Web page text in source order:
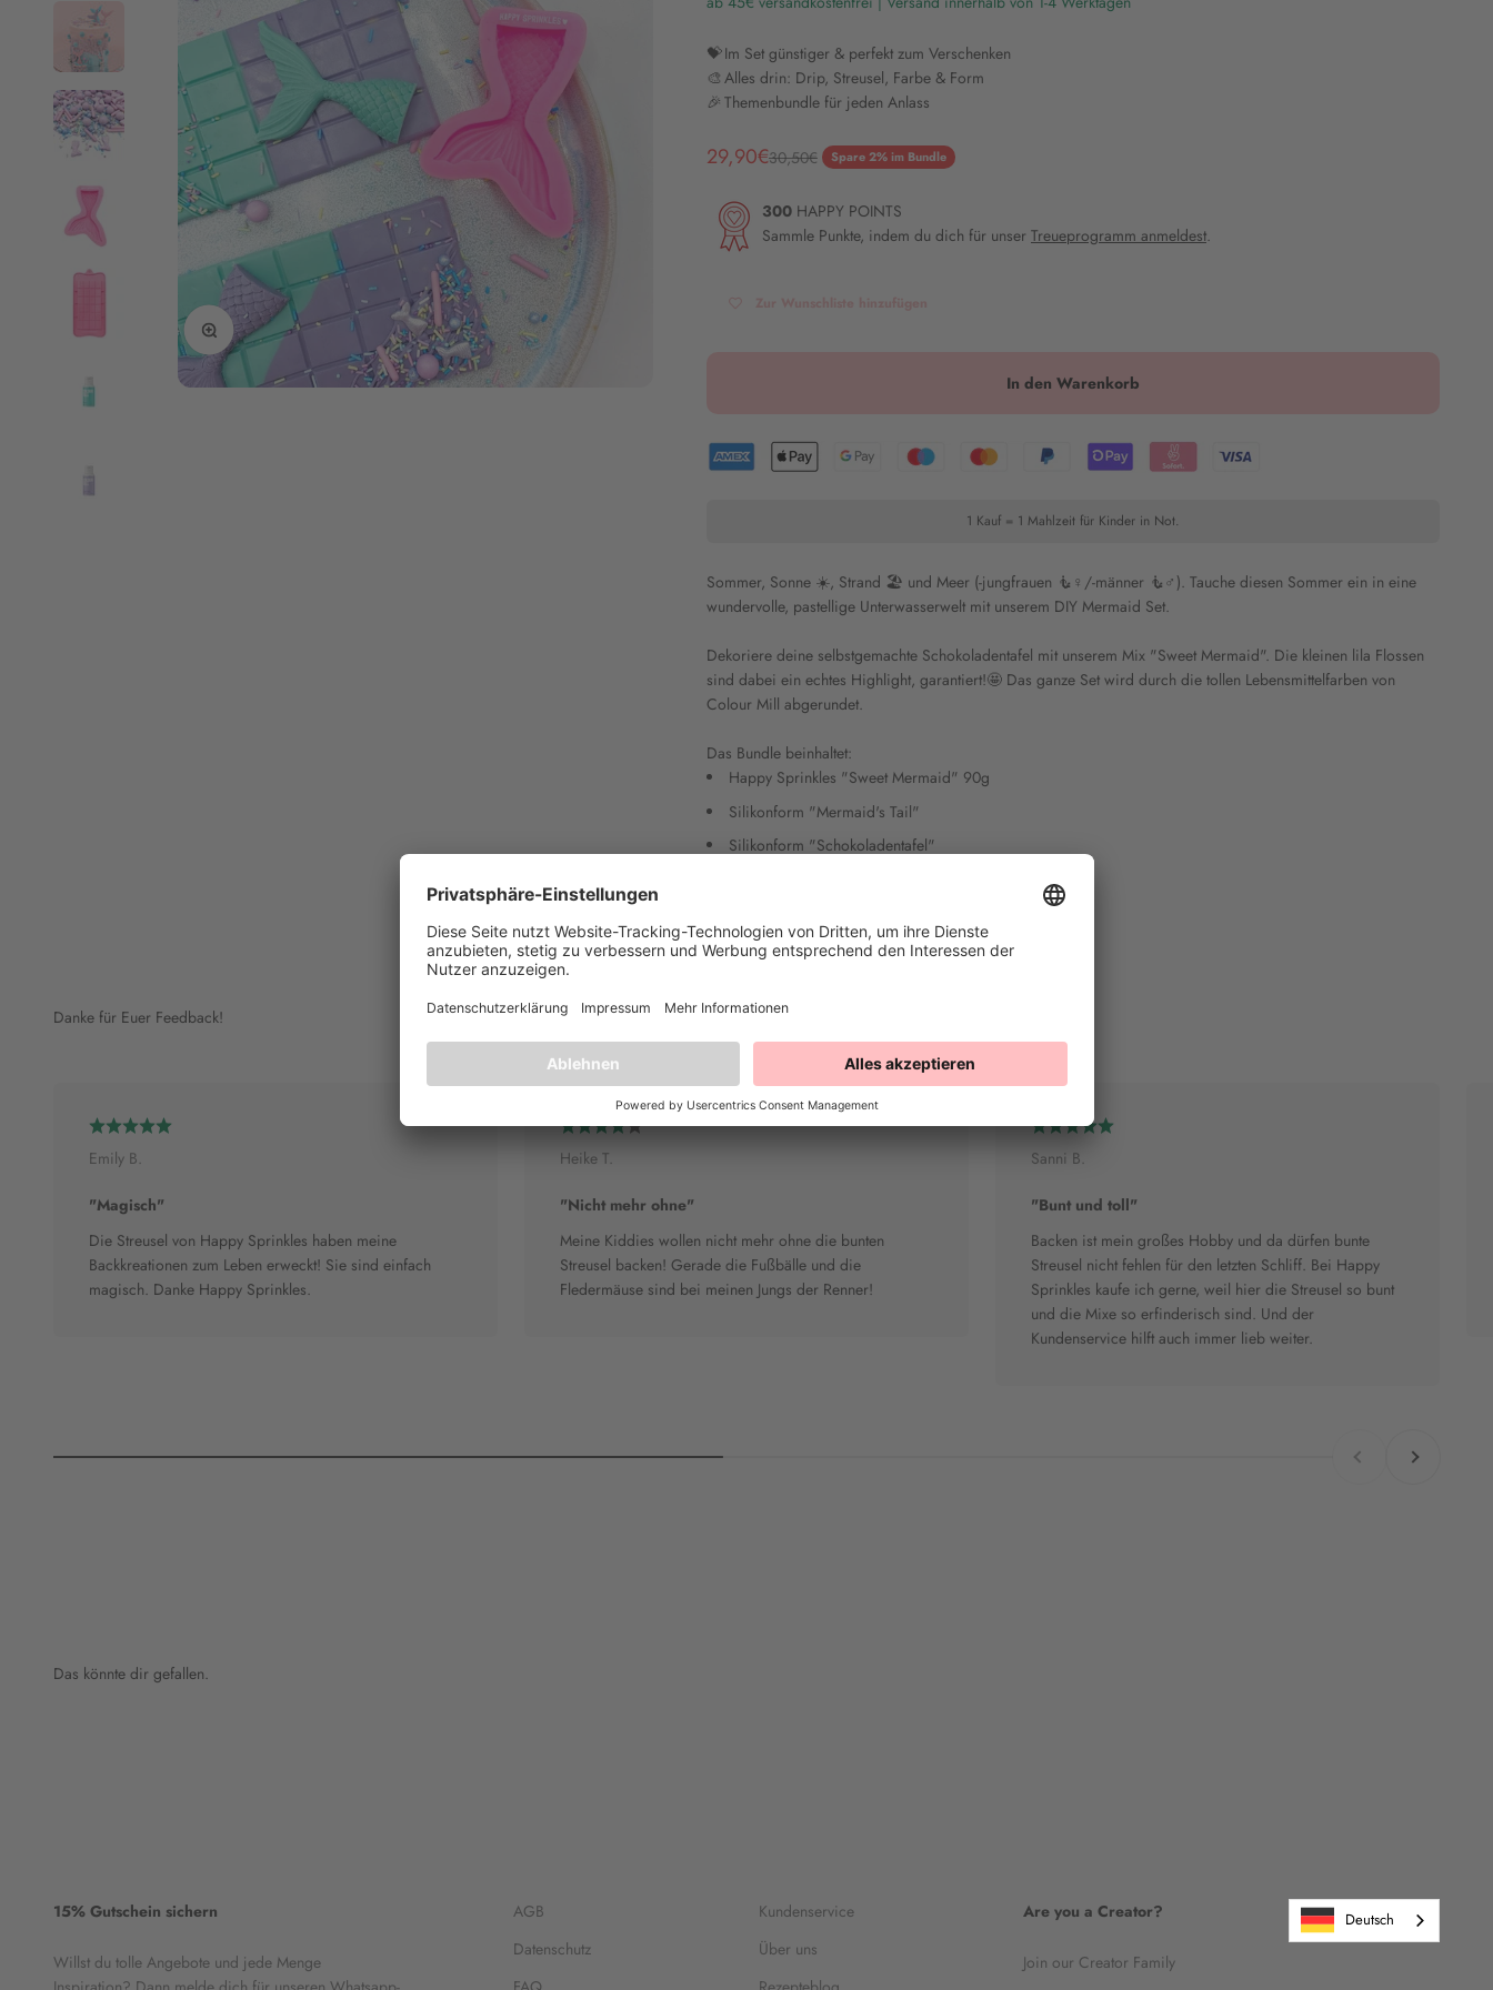
Bild vergrößern
💝 Im Set günstiger & perfekt zum Verschenken
🎨 Alles drin: Drip, Streusel, Farbe & Form
🎉 Themenbundle für jeden Anlass
Angebot
29,90€Regulärer Preis
30,50€ Spare 2% im Bundle
300 HAPPY POINTS
Sammle Punkte, indem du dich für unser Treueprogramm anmeldest.
In den Warenkorb
1 Kauf = 1 Mahlzeit für Kinder in Not.
Sommer, Sonne ☀️, Strand 🏖 und Meer (-jungfrauen 🧜♀️/-männer 🧜♂️). Tauche diesen Sommer ein in eine
wundervolle, pastellige Unterwasserwelt mit unserem DIY Mermaid Set.
Dekoriere deine selbstgemachte Schokoladentafel mit unserem Mix "Sweet Mermaid". Die kleinen lila Flossen
sind dabei ein echtes Highlight, garantiert!🤩 Das ganze Set wird durch die tollen Lebensmittelfarben von
Colour Mill abgerundet.
Das Bundle beinhaltet:
Happy Sprinkles "Sweet Mermaid" 90g
Silikonform "Mermaid's Tail"
Silikonform "Schokoladentafel"
Danke für Euer Feedback!
Emily B.
"Magisch"
Die Streusel von Happy Sprinkles haben meine
Backkreationen zum Leben erweckt! Sie sind einfach
magisch. Danke Happy Sprinkles.
Heike T.
"Nicht mehr ohne"
Meine Kiddies wollen nicht mehr ohne die bunten
Streusel backen! Gerade die Fußbälle und die
Fledermäuse sind bei meinen Jungs der Renner!
Sanni B.
"Bunt und toll"
Backen ist mein großes Hobby und da dürfen bunte
Streusel nicht fehlen für den letzten Schliff. Bei Happy
Sprinkles kaufe ich gerne, weil hier die Streusel so bunt
und die Mixe so erfinderisch sind. Und der
Kundenservice hilft auch immer lieb weiter.
Das könnte dir gefallen.
15% Gutschein sichern
Willst du tolle Angebote und jede Menge
AGB
Datenschutz
Kundenservice
Über uns
Are you a Creator?
Join our Creator Family
Deutsch